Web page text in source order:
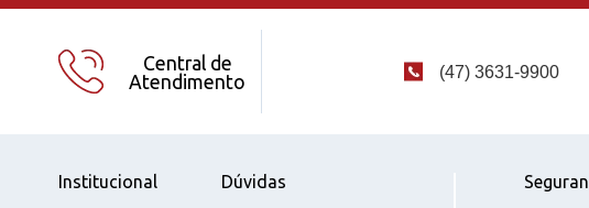
Central de
Atendimento
(47) 3631-9900
Institucional Dúvidas